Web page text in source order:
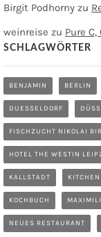
Birgit Podhorny zu
weinreise zu Pure
SCHLAGWÖRTER
BENJAMIN BERLIN
DUESSELDORF
FISCHZUCHT NIKOLAI
HOTEL THE WESTIN
KALLSTADT
KOCHBUCH
NEUES RESTAURANT